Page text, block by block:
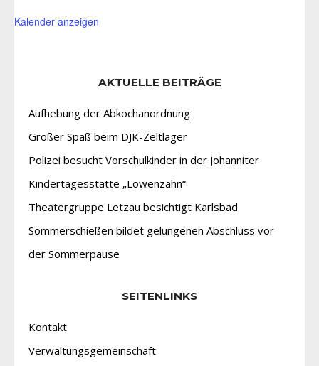
Kalender anzeigen
AKTUELLE BEITRÄGE
Aufhebung der Abkochanordnung
Großer Spaß beim DJK-Zeltlager
Polizei besucht Vorschulkinder in der Johanniter
Kindertagesstätte „Löwenzahn“
Theatergruppe Letzau besichtigt Karlsbad
Sommerschießen bildet gelungenen Abschluss vor
der Sommerpause
SEITENLINKS
Kontakt
Verwaltungsgemeinschaft